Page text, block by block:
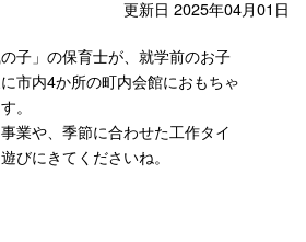
更新日 2025年04月01日
子」の保育士が、就学前のお子
市内4か所の町内会館におもちゃ
。
業や、季節に合わせた工作タイ
びにきてくださいね。